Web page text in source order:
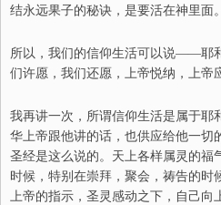
结永远果子的秘诀，是要活在神里面。
所以，我们的信仰生活可以说——耶
们许愿，我们还愿，上帝悦纳，上帝
我再讲一次，所谓信仰生活是属于耶
华上帝跟他讲的话，也供应给他一切
圣经是这么说的。天上各样属灵的福
时候，特别在崇拜，聚会，祷告的时
上帝的指示，圣灵感动之下，自己向